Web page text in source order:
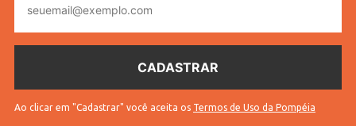
Tamanho
Berço
10703104948403
Sem troca
* Para sua segurança, não
efetuamos a troca deste produto.
mail
Ao clicar em "Cadastrar" você aceita os Termos de Uso da Pompéia